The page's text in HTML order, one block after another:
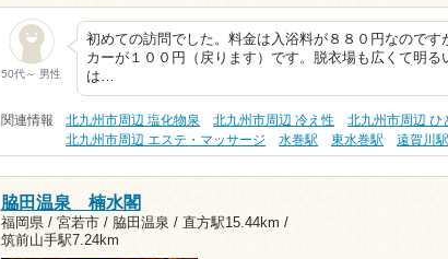
50代～ 男性
初めての訪問でした。料金は入浴料が８８０円なのです
カーが１００円（戻ります）です。脱衣場も広くて明
は…
関連情報 北九州市周辺 塩化物泉 北九州市周辺 冷え性
北九州市周辺 ひ
北九州市周辺 エステ・マッサージ
水巻駅 東水巻駅 遠賀川駅
脇田温泉 楠水閣
福岡県 / 宮若市 / 脇田温泉 / 直方駅15.44km /
筑前山手駅7.24km